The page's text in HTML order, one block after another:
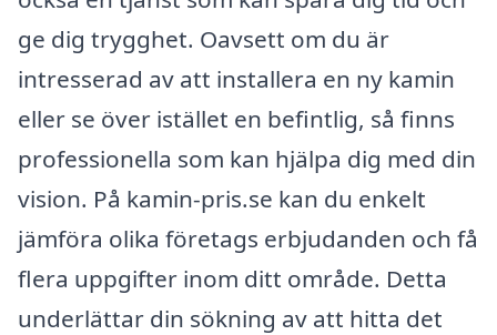
ge dig trygghet. Oavsett om du är
intresserad av att installera en ny kamin
eller se över istället en befintlig, så finns
professionella som kan hjälpa dig med din
vision. På kamin-pris.se kan du enkelt
jämföra olika företags erbjudanden och få
flera uppgifter inom ditt område. Detta
underlättar din sökning av att hitta det